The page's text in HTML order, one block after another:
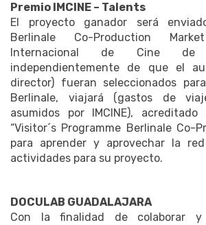
Premio IMCINE – Talents
El proyecto ganador será
Berlinale Co-Production
Internacional de Cine de
independientemente de que el
director) fueran seleccionados
Berlinale, viajará (gastos de
asumidos por IMCINE),
“Visitor´s Programme Berlinale Co-
para aprender y aprovechar la
actividades para su proyecto.
DOCULAB GUADALAJARA
Con la finalidad de colaborar